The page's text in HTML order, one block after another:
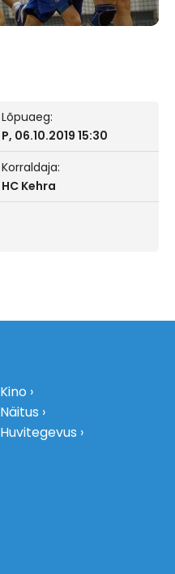
Lõpuaeg:
P, 06.10.2019 15:30
Korraldaja:
HC Kehra
Kino
Näitus
Huvitegevus